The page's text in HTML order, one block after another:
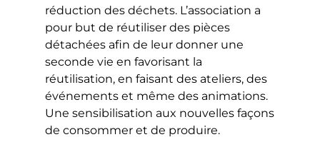
réduction des déchets. L’association a
pour but de réutiliser des pièces
détachées afin de leur donner une
seconde vie en favorisant la
réutilisation, en faisant des ateliers, des
événements et même des animations.
Une sensibilisation aux nouvelles façons
de consommer et de produire.